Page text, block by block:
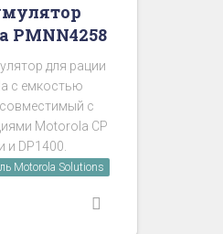
PMNN4258
для рации
с емкостью
с
Motorola CP
и DP1400.
Motorola Solutions